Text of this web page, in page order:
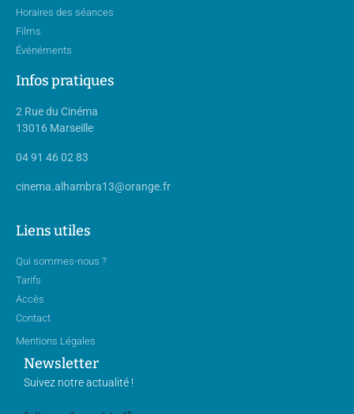
Horaires des séances
Films
Événéments
Infos pratiques
2 Rue du Cinéma
13016 Marseille
04 91 46 02 83
cinema.alhambra13@orange.fr
Liens utiles
Qui sommes-nous ?
Tarifs
Accès
Contact
Mentions Légales
Newsletter
Suivez notre actualité !